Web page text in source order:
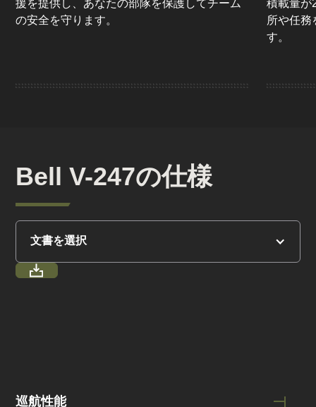
援を提供し、あなたの部隊を保護してチーム
の安全を守ります。
積載量が
所や任務
す。
Bell V-247の仕様
文書を選択
巡航性能